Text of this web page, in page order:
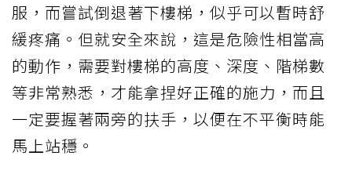
服，而嘗試倒退著下樓梯，似乎可以暫時舒
緩疼痛。但就安全來說，這是危險性相當高
的動作，需要對樓梯的高度、深度、階梯數
等非常熟悉，才能拿捏好正確的施力，而且
一定要握著兩旁的扶手，以便在不平衡時能
馬上站穩。